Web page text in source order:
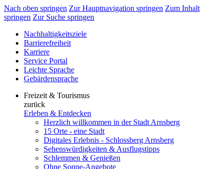
Nach oben springen Zur Hauptnavigation springen Zum Inhalt
springen Zur Suche springen
Nachhaltigkeitsziele
Barrierefreiheit
Karriere
Service Portal
Leichte Sprache
Gebärdensprache
Freizeit & Tourismus
zurück
Erleben & Entdecken
Herzlich willkommen in der Stadt Arnsberg
15 Orte - eine Stadt
Digitales Erlebnis - Schlossberg Arnsberg
Sehenswürdigkeiten & Ausflugstipps
Schlemmen & Genießen
Ohne Sonne-Angebote